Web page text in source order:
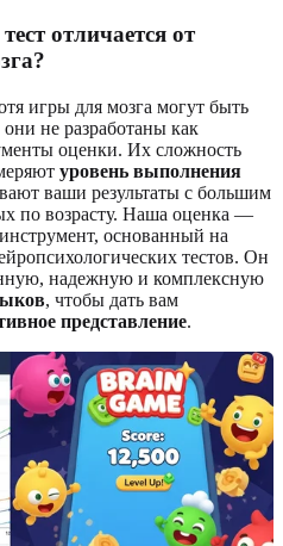
отличается от
игры для мозга могут быть
не разработаны как
оценки. Их сложность
уровень выполнения
ваши результаты с большим
по возрасту. Наша оценка —
основанный на
тестов. Он
надежную и комплексную
, чтобы дать вам
представление.